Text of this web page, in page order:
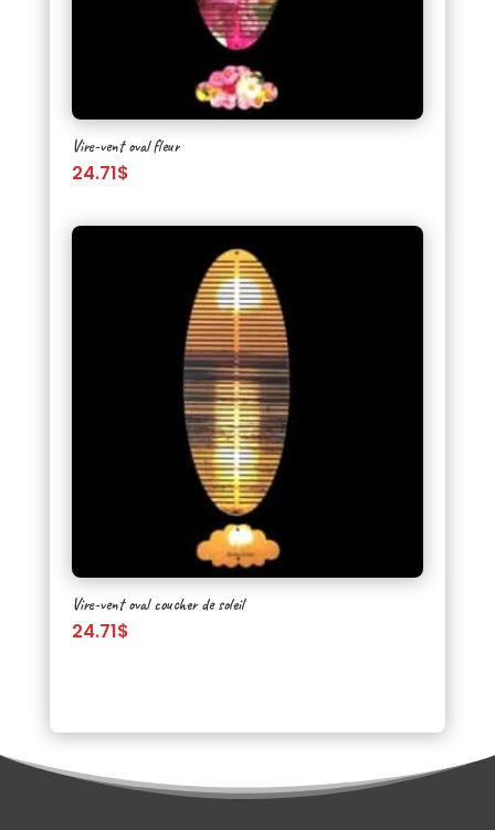
Vire-vent oval fleur
24.71$
Vire-vent oval coucher de soleil
24.71$